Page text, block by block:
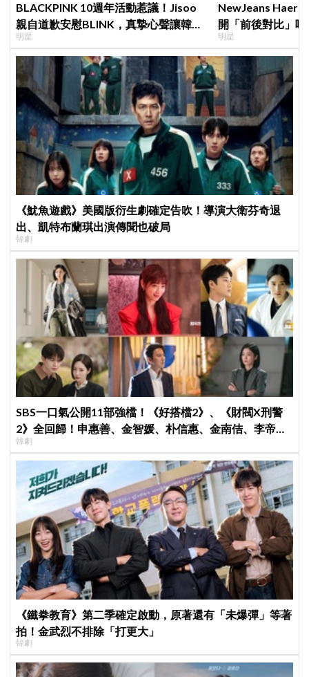
BLACKPINK 10週年活動惹議！Jisoo
親自道歉安慰BLINK，真摯心聲讓韓網
直呼：「看了心裡好暖」
明星
NewJeans
開「前後對比」
絲超崩潰
明星
《魷魚遊戲》美國版衍生劇確定告吹！導演大衛芬奇退
出、凱特布蘭琪出演傳聞也破局
韓劇
SBS一口氣公開11部強檔！《好搭檔2》、《財閥X刑警
2》全回歸！申惠善、金智媛、朴信惠、金南佶、李帝
勳...陣容太狂了
韓劇
《鐵拳教育》第二季確定啟動，原著還有「未爆彈」等著
拍！金武烈不排除「打更大」
韓劇